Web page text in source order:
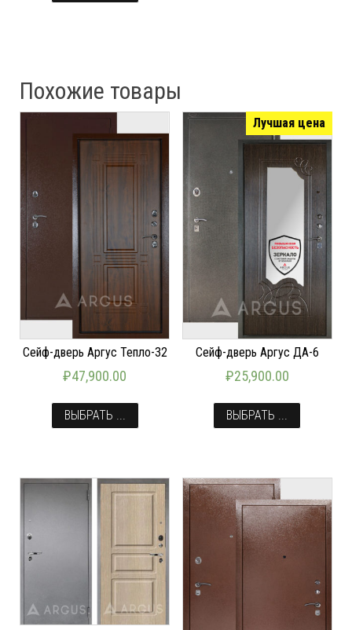
Похожие товары
Сейф-дверь Аргус Тепло-32
₽47,900.00
ВЫБРАТЬ ...
Лучшая цена
Сейф-дверь Аргус ДА-6
₽25,900.00
ВЫБРАТЬ ...